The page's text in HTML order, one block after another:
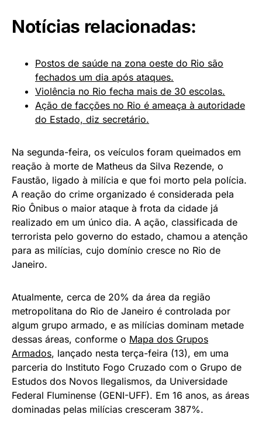
Notícias relacionadas:
Postos de saúde na zona oeste do Rio são
fechados um dia após ataques.
Violência no Rio fecha mais de 30 escolas.
Ação de facções no Rio é ameaça à autoridade
do Estado, diz secretário.
Na segunda-feira, os veículos foram queimados em
reação à morte de Matheus da Silva Rezende, o
Faustão, ligado à milícia e que foi morto pela polícia.
A reação do crime organizado é considerada pela
Rio Ônibus o maior ataque à frota da cidade já
realizado em um único dia. A ação, classificada de
terrorista pelo governo do estado, chamou a atenção
para as milícias, cujo domínio cresce no Rio de
Janeiro.
Atualmente, cerca de 20% da área da região
metropolitana do Rio de Janeiro é controlada por
algum grupo armado, e as milícias dominam metade
dessas áreas, conforme o Mapa dos Grupos
Armados, lançado nesta terça-feira (13), em uma
parceria do Instituto Fogo Cruzado com o Grupo de
Estudos dos Novos Ilegalismos, da Universidade
Federal Fluminense (GENI-UFF). Em 16 anos, as áreas
dominadas pelas milícias cresceram 387%.